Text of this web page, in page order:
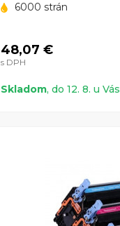
6000 strán
48,07 €
s DPH
Skladom, do 12. 8. u Vás